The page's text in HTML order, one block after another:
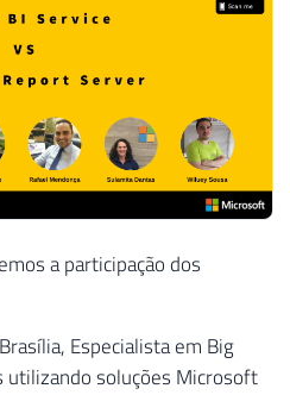
a participação dos
Especialista em Big
utilizando soluções Microsoft